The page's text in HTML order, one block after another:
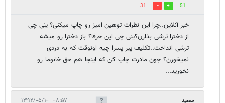
51
31
خبر آنلاین..چرا این نظرات توهین امیز رو چاپ میکنی؟ ینی چی
از دخترا ترشی بذارن؟ینی چی این حرفا؟ باز دخترا رو میشه
ترشی انداخت..تکلیف پیر پسرا چیه اونوقت که به دردی
نمیخورن؟ جون مادرت چاپ کن که اینجا هم حق خانوما رو
نخورید...
سعید ۰۸:۵۷ - ۱۳۹۲/۰۵/۱۰